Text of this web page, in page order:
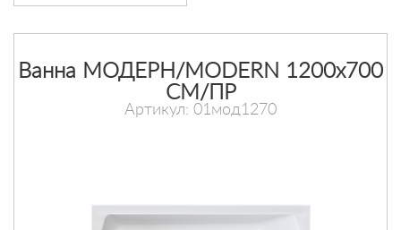
Ванна МОДЕРН/MODERN 1200х700
СМ/ПР
Артикул: 01мод1270